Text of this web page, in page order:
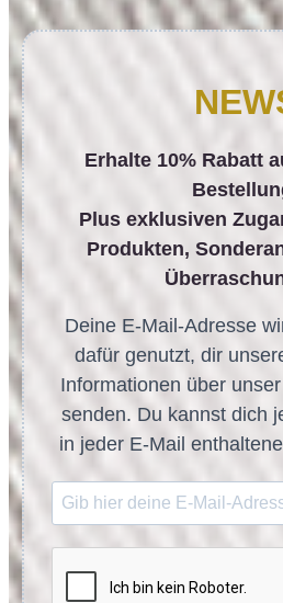
Erhalte 10% Rabatt
Plus exklusiven
Produkten,
Deine E-Mail-Adresse
dafür genutzt, dir
Informationen über
senden. Du kannst dich
in jeder E-Mail